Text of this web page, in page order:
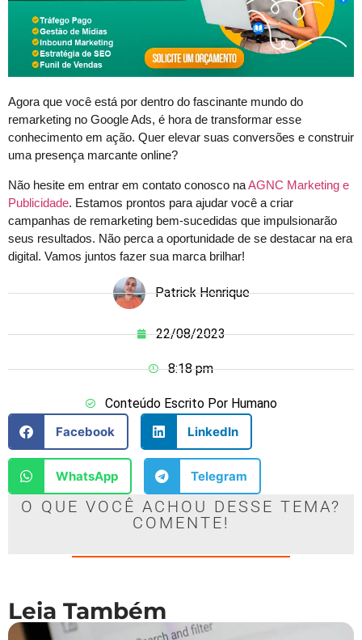
Agora que você está por dentro do fascinante mundo do
remarketing no Google Ads, é hora de transformar esse
conhecimento em ação. Quer elevar suas conversões e construir
uma presença marcante online?
Não hesite em entrar em contato conosco naAGNC Marketing e
Publicidade. Estamos prontos para ajudar você a criar
campanhas de remarketing bem-sucedidas que impulsionarão
seus resultados. Não perca a oportunidade de se destacar na era
digital. Vamos juntos fazer sua marca brilhar!
Patrick Henrique
22/08/2023
8:18 pm
Conteúdo Escrito Por Humano
Facebook
LinkedIn
WhatsApp Telegram
O QUE VOCÊ ACHOU DESSE TEMA?
COMENTE!
Leia Também